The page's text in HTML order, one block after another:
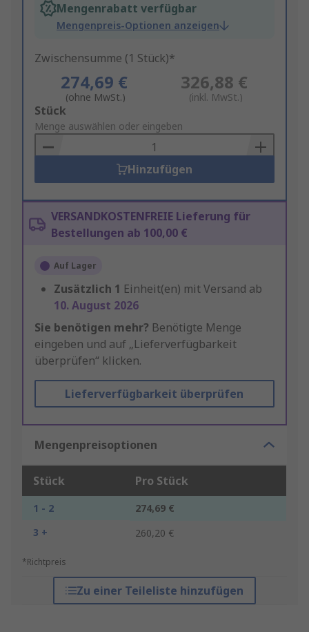
Mengenrabatt verfügbar
Mengenpreis-Optionen anzeigen
Zwischensumme (1 Stück)*
274,69 €
(ohne MwSt.)
326,88 €
(inkl. MwSt.)
Add
to
Basket
Stück
Menge auswählen oder eingeben
Hinzufügen
VERSANDKOSTENFREIE Lieferung für
Bestellungen ab 100,00 €
Auf Lager
Zusätzlich 1 Einheit(en) mit Versand ab
10. August 2026
Sie benötigen mehr? Benötigte Menge
eingeben und auf „Lieferverfügbarkeit
überprüfen“ klicken.
Lieferverfügbarkeit überprüfen
Mengenpreisoptionen
Stück Pro Stück
1 - 2
274,69 €
3 +
260,20 €
*Richtpreis
Zu einer Teileliste hinzufügen